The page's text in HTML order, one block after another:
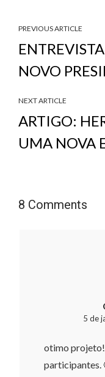
PREVIOUS ARTICLE
NOVO
NEXT ARTICLE
ARTIGO:
UMA NOVA
8 Comments
5 de
otimo
participantes.